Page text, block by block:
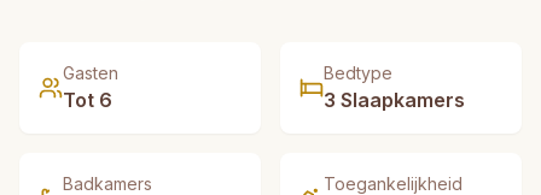
Gasten
Tot 6
Bedtype
3 Slaapkamers
Badkamers Toegankelijkheid